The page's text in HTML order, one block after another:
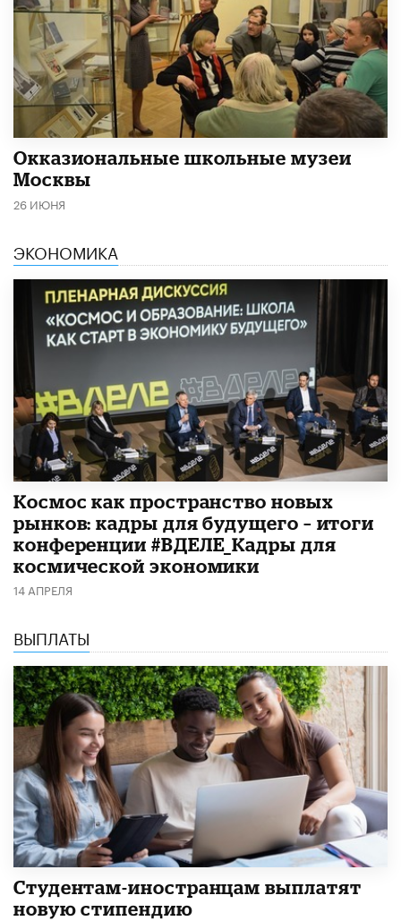
​Окказиональные школьные музеи
Москвы
26 ИЮНЯ
ЭКОНОМИКА
Космос как пространство новых
рынков: кадры для будущего – итоги
конференции #ВДЕЛЕ_Кадры для
космической экономики
14 АПРЕЛЯ
ВЫПЛАТЫ
Студентам-иностранцам выплатят
новую стипендию